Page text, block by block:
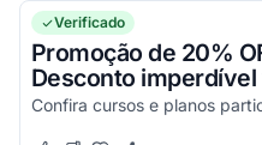
Verificado
Promoção de 20%
Desconto